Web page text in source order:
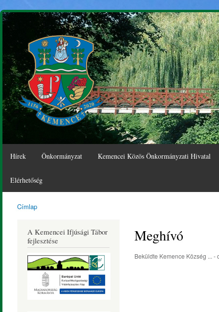
Hírek Önkormányzat Kemencei Közös Önkormányzati Hivatal
Elérhetőség
Kemence
Község
Honlapja
Címlap
A Kemencei Ifjúsági Tábor
fejlesztése
Meghívó
Beküldte Kemence Község ... -